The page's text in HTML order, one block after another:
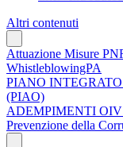
Altri contenuti
Attuazione Misure
WhistleblowingPA
PIANO
(PIAO)
ADEMPIMENTI OIV
Prevenzione della